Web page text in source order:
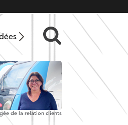
de la relation clients